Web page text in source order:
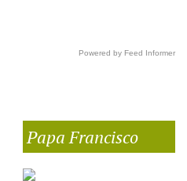
Powered by Feed Informer
Papa Francisco